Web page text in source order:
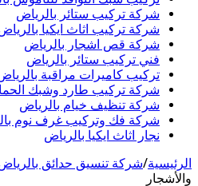
شركة تركيب ستائر بالرياض
شركة تركيب اثاث ايكيا
شركة قص اشجار بالرياض
فني تركيب ستائر بالرياض
تركيب كاميرات مراقبة
شركة تركيب طارد وشبك
شركة تنظيف خيام بالرياض
شركة فك وتركيب غرف نوم
نجار اثاث ايكيا بالرياض
الرئيسية/شركة تنسيق حدائق
والأشجار